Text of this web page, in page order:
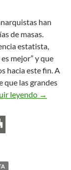
han
de masas.
estatista,
mejor” y que
hacia este fin. A
las grandes
leyendo El fin
→